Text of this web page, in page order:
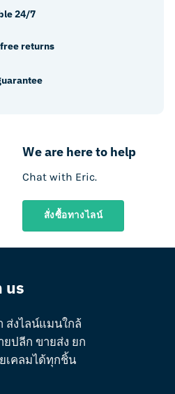
We are here to help
Chat with Eric.
สั่งซื้อทางไลน์
24/7
returns
us
ส่งไลน์แมนใกล้
ปลีก ขายส่ง ยก
เคลมได้ทุกชิ้น